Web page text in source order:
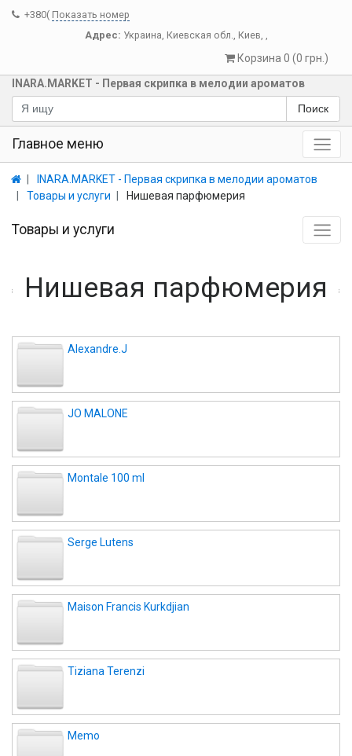
+380( Показать номер
Адрес: Украина, Киевская обл., Киев, ,
Корзина 0 (0 грн.)
INARA.MARKET - Первая скрипка в мелодии ароматов
Поиск
Главное меню
INARA.MARKET - Первая скрипка в мелодии ароматов
Товары и услуги
Нишевая парфюмерия
Товары и услуги
Нишевая парфюмерия
Alexandre.J
JO MALONE
Montale 100 ml
Serge Lutens
Maison Francis Kurkdjian
Tiziana Terenzi
Memo